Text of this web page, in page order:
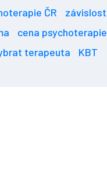
ČR
závislost
cena psychoterapie
terapeuta
KBT